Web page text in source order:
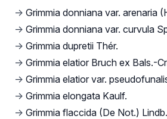
→ Grimmia donniana var. arenaria
→ Grimmia donniana var. curvula
→ Grimmia dupretii Thér.
→ Grimmia elatior Bruch ex Bals.-
→ Grimmia elatior var.
→ Grimmia elongata Kaulf.
→ Grimmia flaccida (De Not.) Lindb.